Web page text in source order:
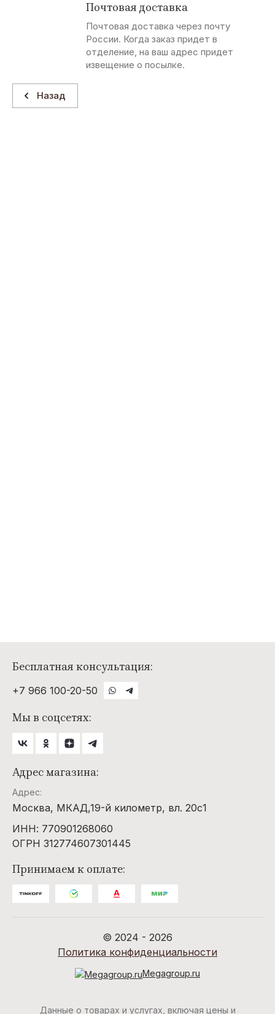
Почтовая доставка
Почтовая доставка через почту
России. Когда заказ придет в
отделение, на ваш адрес придет
извещение о посылке.
Назад
Бесплатная консультация:
+7 966 100-20-50
Мы в соцсетях:
Адрес магазина:
Адрес:
Москва, МКАД,19-й километр, вл. 20с1
ИНН: 770901268060
ОГРН 312774607301445
Принимаем к оплате:
© 2024 - 2026
Политика конфиденциальности
Megagroup.ru
Данные о товарах и услугах, включая цены и